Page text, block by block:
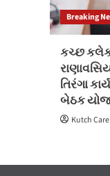
Breaking
કચ્છ
તિરંગા
બેઠક
Kutch